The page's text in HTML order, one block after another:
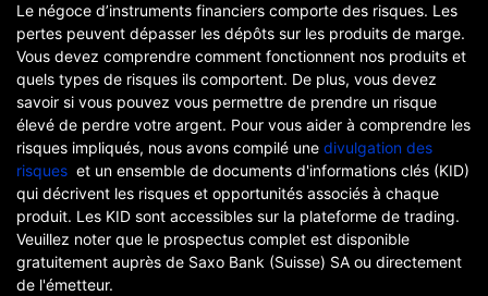
Le négoce d’instruments financiers comporte des risques. Les
pertes peuvent dépasser les dépôts sur les produits de marge.
Vous devez comprendre comment fonctionnent nos produits et
quels types de risques ils comportent. De plus, vous devez
savoir si vous pouvez vous permettre de prendre un risque
élevé de perdre votre argent. Pour vous aider à comprendre les
risques impliqués, nous avons compilé une divulgation des
risques et un ensemble de documents d'informations clés (KID)
qui décrivent les risques et opportunités associés à chaque
produit. Les KID sont accessibles sur la plateforme de trading.
Veuillez noter que le prospectus complet est disponible
gratuitement auprès de Saxo Bank (Suisse) SA ou directement
de l'émetteur.